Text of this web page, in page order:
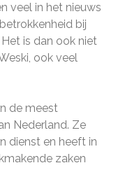
veel in het nieuws
bij
is dan ook niet
ook veel
de meest
Nederland. Ze
dienst en heeft in
zaken